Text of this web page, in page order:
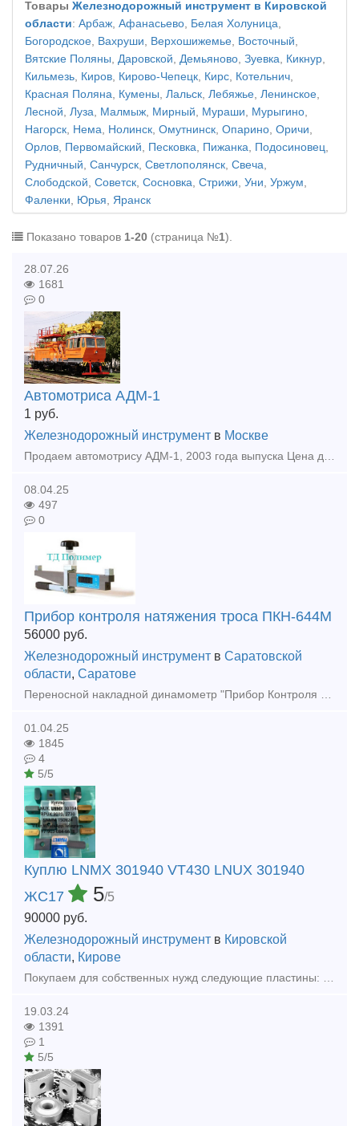
Товары Железнодорожный инструмент в Кировской
области: Арбаж, Афанасьево, Белая Холуница,
Богородское, Вахруши, Верхошижемье, Восточный,
Вятские Поляны, Даровской, Демьяново, Зуевка, Кикнур,
Кильмезь, Киров, Кирово-Чепецк, Кирс, Котельнич,
Красная Поляна, Кумены, Лальск, Лебяжье, Ленинское,
Лесной, Луза, Малмыж, Мирный, Мураши, Мурыгино,
Нагорск, Нема, Нолинск, Омутнинск, Опарино, Оричи,
Орлов, Первомайский, Песковка, Пижанка, Подосиновец,
Рудничный, Санчурск, Светлополянск, Свеча,
Слободской, Советск, Сосновка, Стрижи, Уни, Уржум,
Фаленки, Юрья, Яранск
Показано товаров 1-20 (страница №1).
28.07.26
1681
0
Автомотриса АДМ-1
1 руб.
Железнодорожный инструмент в Москве
Продаем автомотрису АДМ-1, 2003 года выпуска Цена договорная Предоставляется гарантия качества. Поставляется готовой к эксплуатации, после ТО, необходимых видов ремонта, ревизии узлов и агр
08.04.25
497
0
Прибор контроля натяжения троса ПКН-644М
56000 руб.
Железнодорожный инструмент в Саратовской
области, Саратове
Переносной накладной динамометр "Прибор Контроля Натяжения ПКН-644М" (тестер натяжения) предназначен для оперативного контроля путем измерения и индикации в цифровой форме величины усилия натяжения тр
01.04.25
1845
4
5/5
Куплю LNMX 301940 VT430 LNUX 301940
ЖС17
5/5
90000 руб.
Железнодорожный инструмент в Кировской
области, Кирове
Покупаем для собственных нужд следующие пластины: LNUX 301940 VT430 МС221 LNUX301940 SN 9215 S30 LNMX 301940 VT430 КС 35 LNMX 301940 SN 9315, TF 9310 LNUX 191940 SN 9320 LNMX191940 PR 4225 RPUX 30
19.03.24
1391
1
5/5